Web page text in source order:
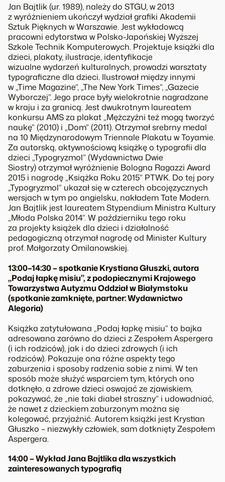
Jan Bajtlik (ur. 1989), należy do STGU, w 2013
z wyróżnieniem ukończył wydział grafiki Akademii
Sztuk Pięknych w Warszawie. Jest wykładowcą
pracowni edytorstwa w Polsko-Japońskiej Wyższej
Szkole Technik Komputerowych. Projektuje książki dla
dzieci, plakaty, ilustracje, identyfikacje
wizualne wydarzeń kulturalnych, prowadzi warsztaty
typograficzne dla dzieci. Ilustrował między innymi
w „Time Magazine”, „The New York Times”, „Gazecie
Wyborczej”. Jego prace były wielokrotnie nagradzane
w kraju i za granicą. Jest dwukrotnym laureatem
konkursu AMS za plakat „Mężczyźni też mogą tworzyć
naukę” (2010) i „Dom” (2011). Otrzymał srebrny medal
na 10 Międzynarodowym Triennale Plakatu w Toyamie.
Za autorską, aktywnościową książkę o typografii dla
dzieci „Typogryzmol” (Wydawnictwa Dwie
Siostry) otrzymał wyróżnienie Bologna Ragazzi Award
2015 i nagrodę „Książka Roku 2015” PTWK. Do tej pory
„Typogryzmol” ukazał się w czterech obcojęzycznych
wersjach w tym po angielsku, nakładem Tate Modern.
Jan Bajtlik jest laureatem Stypendium Ministra Kultury
„Młoda Polska 2014”. W październiku tego roku
za projekty książek dla dzieci i działalność
pedagogiczną otrzymał nagrodę od Minister Kultury
prof. Małgorzaty Omilanowskiej.
13:00–14:30 – spotkanie Krystiana Głuszki, autora
„Podaj łapkę misiu”, z podopiecznymi Krajowego
Towarzystwa Autyzmu Oddział w Białymstoku
(spotkanie zamknięte, partner: Wydawnictwo
Alegoria)
Książka zatytułowana „Podaj łapkę misiu” to bajka
adresowana zarówno do dzieci z Zespołem Aspergera
(i ich rodziców), jak i do dzieci zdrowych (i ich
rodziców). Pokazuje ona różne aspekty tego
zaburzenia i sposoby radzenia sobie z nimi. W ten
sposób może służyć wsparciem tym, których ono
dotknęło, a zdrowe dzieci oswajać ze zjawiskiem,
pokazywać, że „nie taki diabeł straszny” i udowadniać,
że nawet z dzieckiem zaburzonym można się
kolegować, przyjaźnić. Autorem książki jest Krystian
Głuszko – niezwykły człowiek, sam dotknięty Zespołem
Aspergera.
14:00 – Wykład Jana Bajtlika dla wszystkich
zainteresowanych typografią